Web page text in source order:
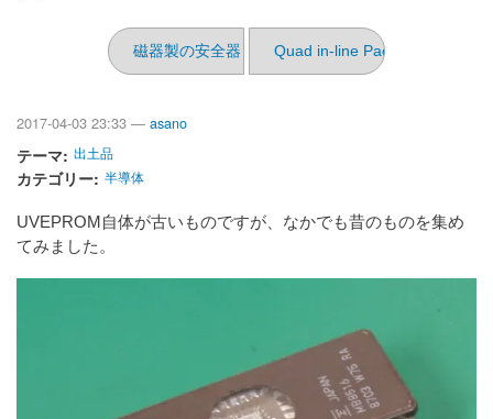
磁器製の安全器 Quad in-line Package
2017-04-03 23:33 — asano
テーマ 出土品
カテゴリー 半導体
UVEPROM自体が古いものですが、なかでも昔のものを集め
てみました。